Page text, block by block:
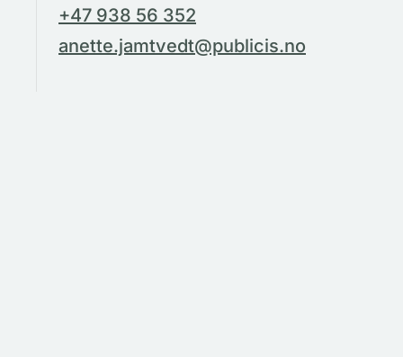
+47 938 56 352
anette.jamtvedt@publicis.no